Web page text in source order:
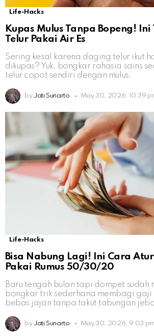
Life-Hacks
Kupas Mulus Tanpa Bopeng! Ini
Telur Pakai Air Es
Sering kesal karena daging telur ikut
dikupas? Yuk, bongkar rahasia sains
telur copot sendiri dengan mulus.
by Jati Sunarto May 30, 2026, 10:39
Life-Hacks
Bisa Nabung Lagi! Ini Cara
Pakai Rumus 50/30/20
Baru tengah bulan tapi dompet sudah
bongkar trik sederhana membagi gaji
bebas jajan tanpa takut tabungan
by Jati Sunarto May 30, 2026, 9:03 pm